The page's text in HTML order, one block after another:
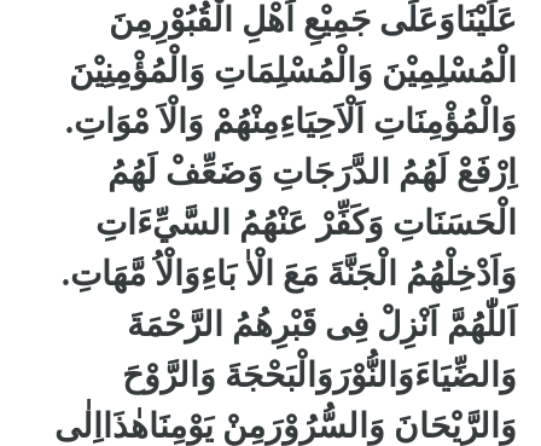
عَلَيْنَاوَعَلَى جَمِيْعِ اَهْلِ الْقُبُوْرِمِنَ
الْمُسْلِمِيْنَ وَالْمُسْلِمَاتِ وَالْمُؤْمِنِيْنَ
وَالْمُؤْمِنَاتِ اَلْاَحِيَاءِمِنْهُمْ وَالْاَ مْوَاتِ.
اِرْفَعْ لَهُمُ الدَّرَجَاتِ وَضَعِّفْ لَهُمُ
الْحَسَنَاتِ وَكَفِّرْ عَنْهُمُ السَّيِّءَاتِ
وَاَدْخِلْهُمُ الْجَنَّةَ مَعَ الْاٰ بَاءِوَالْاُ مَّهَاتِ.
اَللّٰهُمَّ اَنْزِلْ فِى قَبْرِهُمُ الرَّحْمَةَ
وَالضِّيَاءَوَالنُّوْرَوَالْبَحْجَةَ وَالرَّوْحَ
وَالرَّيْحَانَ وَالسُّرُوْرَمِنْ يَوْمِنَاهٰذَااِلٰى